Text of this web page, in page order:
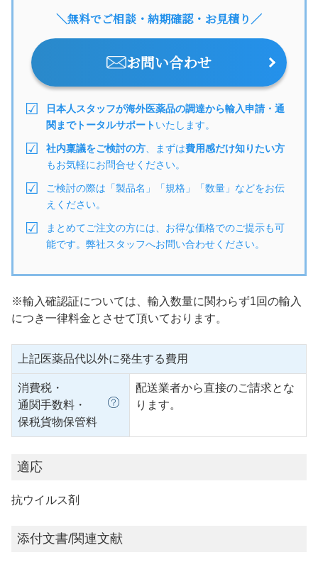
＼無料でご相談・納期確認・お見積り／
お問い合わせ
日本人スタッフが海外医薬品の調達から輸入申請・通
関までトータルサポートいたします。
社内稟議をご検討の方 、まずは費用感だけ知りたい方
もお気軽にお問合せください。
ご検討の際は「製品名」「規格」「数量」などをお伝
えください。
まとめてご注文の方には、お得な価格でのご提示も可
能です。弊社スタッフへお問い合わせください。
※輸入確認証については、輸入数量に関わらず1回の輸入
につき一律料金とさせて頂いております。
上記医薬品代以外に発生する費用
消費税・
通関手数料・
保税貨物保管料
配送業者から直接のご請求とな
ります。
適応
抗ウイルス剤
添付文書/関連文献